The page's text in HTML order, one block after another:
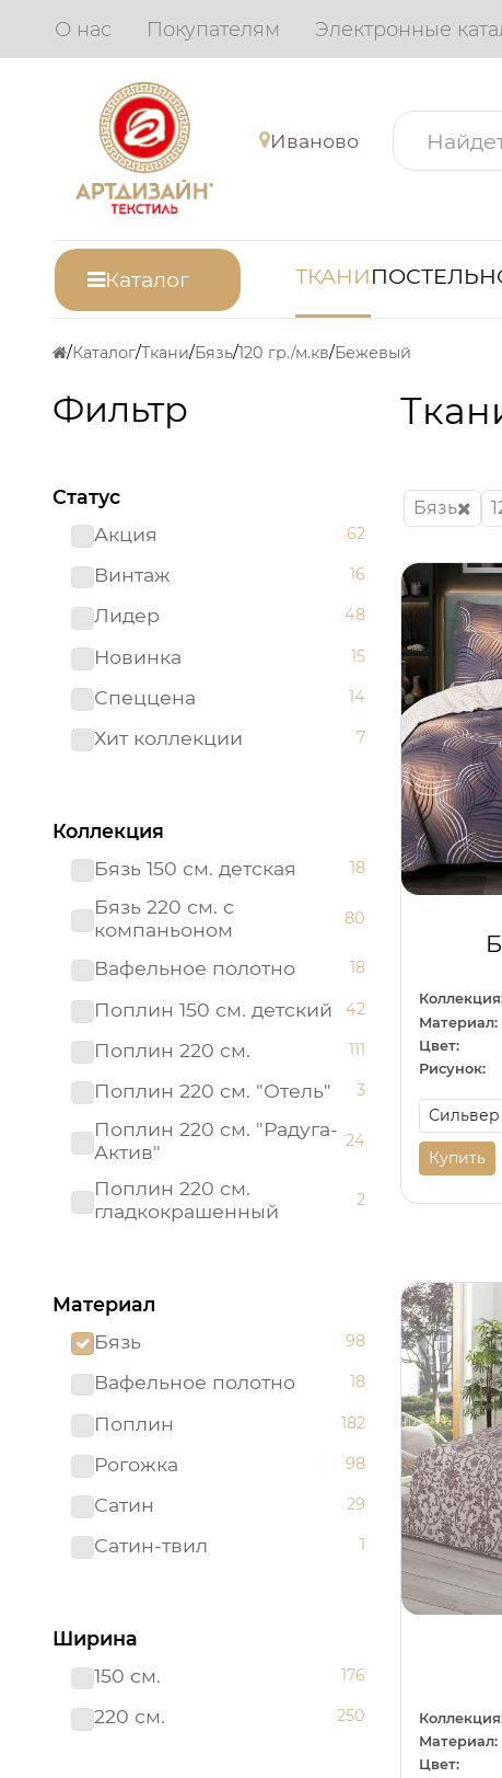
О нас Покупателям Электронные
Иваново
Каталог ТКАНИ
Каталог Ткани Бязь 120 гр./м.кв Бежевый
Фильтр
Статус
Акция
62
Винтаж 16
Лидер 48
Новинка 15
Спеццена 14
Хит коллекции 7
Коллекция
Бязь 150 см. детская
18
Бязь 220 см. с
компаньоном
80
Вафельное полотно 18
Поплин 150 см. детский 42
Поплин 220 см. 111
Поплин 220 см. "Отель" 3
Поплин 220 см. "Радуга-
Актив"
24
Поплин 220 см.
гладкокрашенный
2
Рогожка 150 см.
Сатин 220 см 19
Сатин 220 см.
гладкокрашенный
9
Сатин-твил 220 см 1
Материал
Бязь
98
Вафельное полотно 18
Поплин 182
Рогожка 98
Сатин 29
Сатин-твил 1
Ширина
150 см.
176
220 см. 250
Бязь
Материал:
Цвет:
Рисунок:
Купить
Материал:
Цвет: